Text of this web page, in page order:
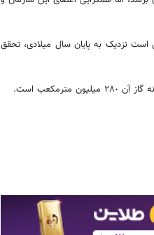
نزدیک به پایان سال میلادی، تحقق